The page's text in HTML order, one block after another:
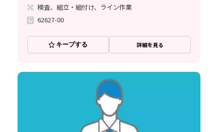
検査、組立・組付け、ライン作業
62627-00
キープする 詳細を見る